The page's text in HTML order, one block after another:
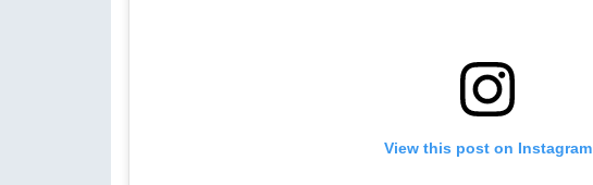
View this post on Instagram